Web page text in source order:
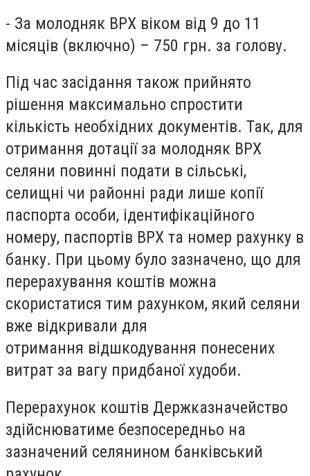
- За молодняк ВРХ віком від 9 до 11
місяців (включно) – 750 грн. за голову.
Під час засідання також прийнято
рішення максимально спростити
кількість необхідних документів. Так, для
отримання дотації за молодняк ВРХ
селяни повинні подати в сільські,
селищні чи районні ради лише копії
паспорта особи, ідентифікаційного
номеру, паспортів ВРХ та номер рахунку в
банку. При цьому було зазначено, що для
перерахування коштів можна
скористатися тим рахунком, який селяни
вже відкривали для
отримання відшкодування понесених
витрат за вагу придбаної худоби.
Перерахунок коштів Держказначейство
здійснюватиме безпосередньо на
зазначений селянином банківський